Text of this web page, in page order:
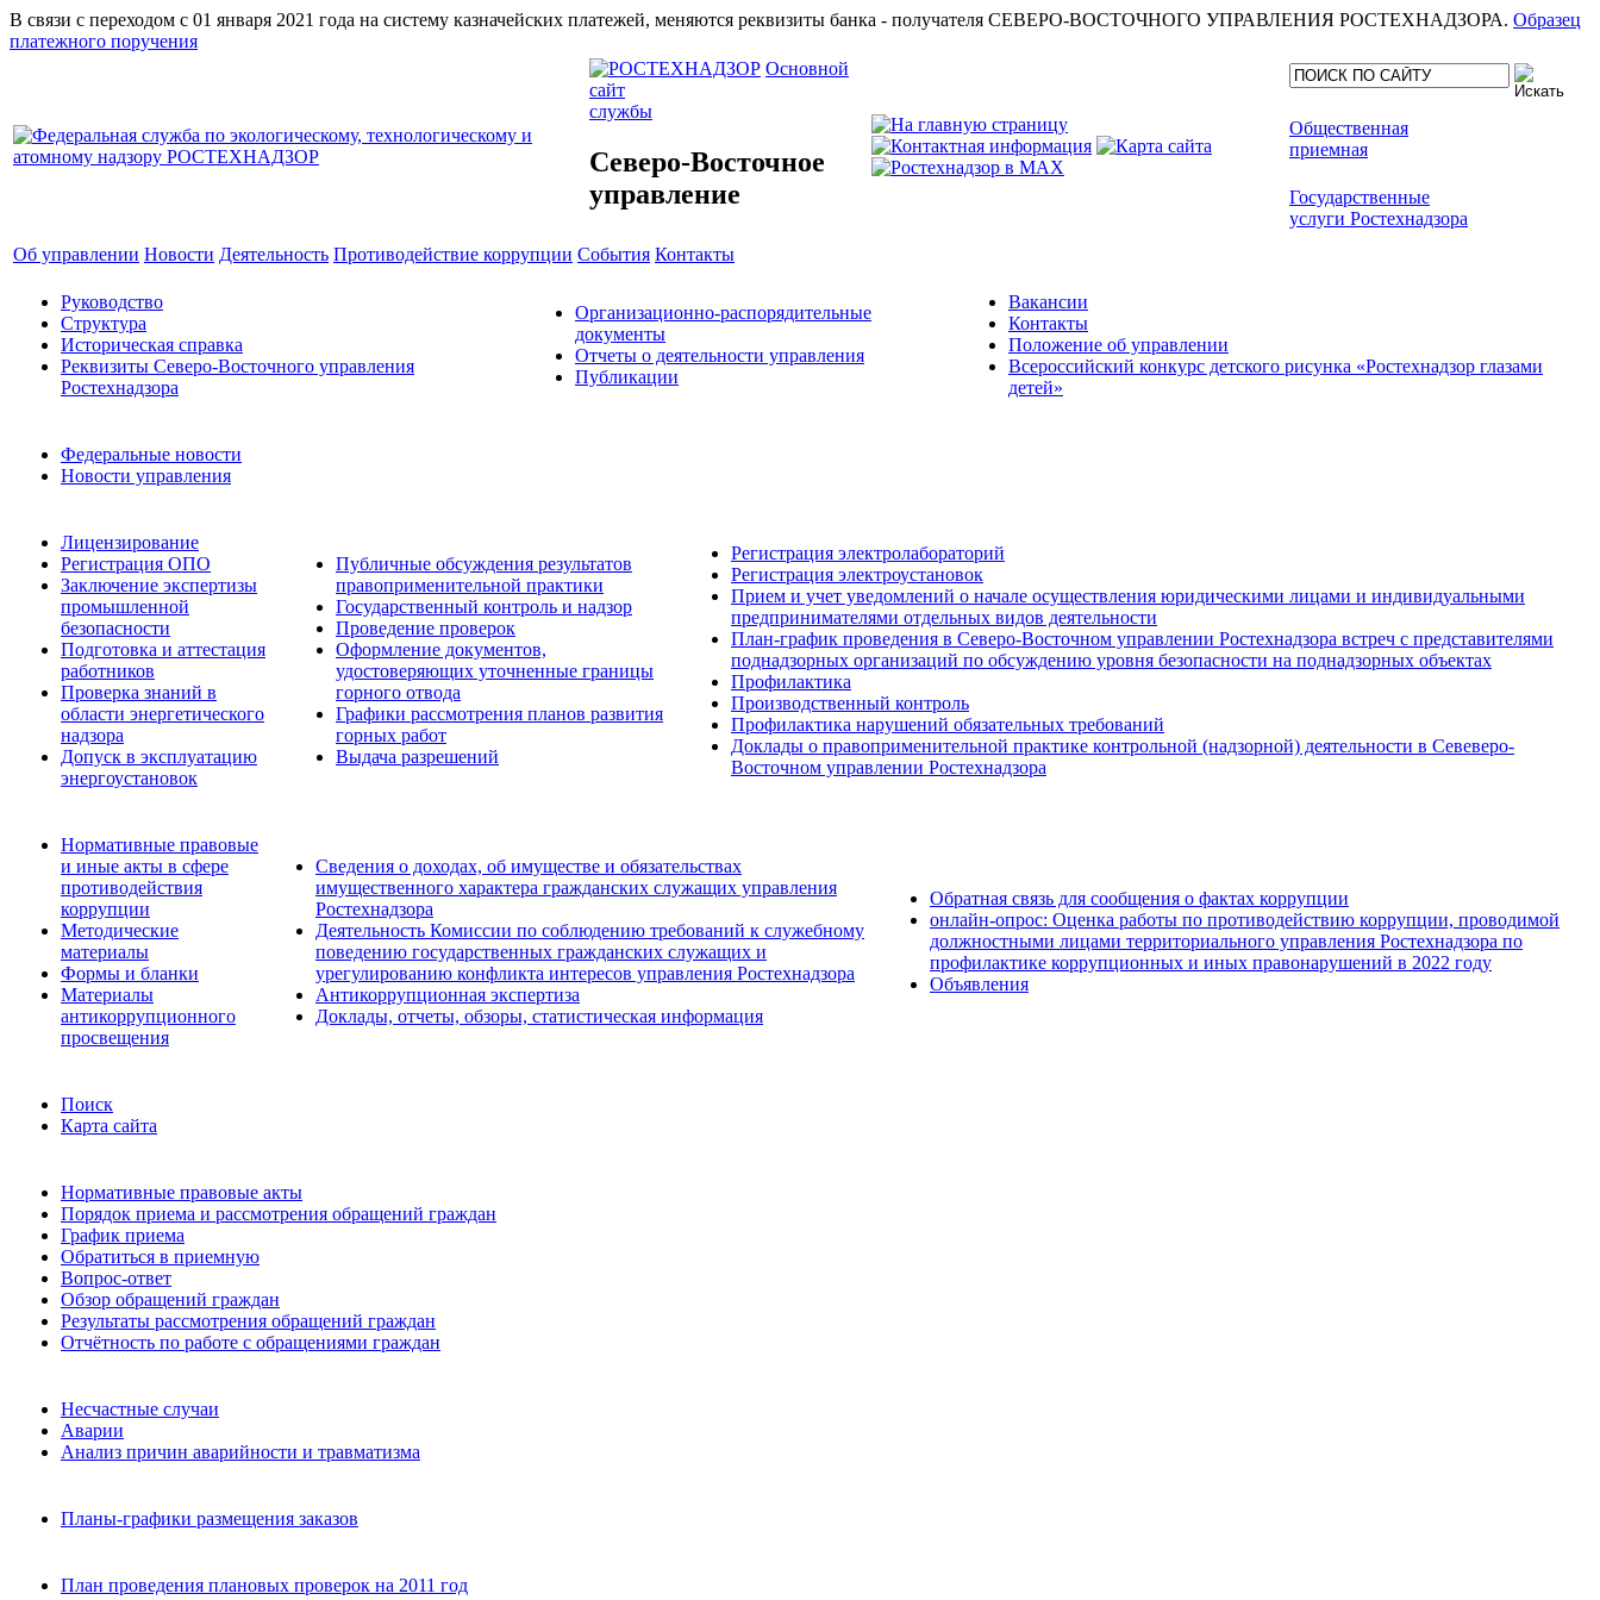
В связи с переходом с 01 января 2021 года на систему казначейских платежей, меняются реквизиты банка - получателя СЕВЕРО-ВОСТОЧНОГО УПРАВЛЕНИЯ РОСТЕХНАДЗОРА. Образец
платежного поручения
Основной
сайт
службы
Северо-Восточное
управление
Общественная
приемная
Государственные
услуги Ростехнадзора
Об управлении Новости Деятельность Противодействие коррупции События Контакты
Руководство
Структура
Историческая справка
Реквизиты Северо-Восточного управления
Ростехнадзора
Организационно-распорядительные
документы
Отчеты о деятельности управления
Публикации
Вакансии
Контакты
Положение об управлении
Всероссийский конкурс детского рисунка «Ростехнадзор глазами
детей»
Федеральные новости
Новости управления
Лицензирование
Регистрация ОПО
Заключение экспертизы
промышленной
безопасности
Подготовка и аттестация
работников
Проверка знаний в
области энергетического
надзора
Допуск в эксплуатацию
энергоустановок
Публичные обсуждения результатов
правоприменительной практики
Государственный контроль и надзор
Проведение проверок
Оформление документов,
удостоверяющих уточненные границы
горного отвода
Графики рассмотрения планов развития
горных работ
Выдача разрешений
Регистрация электролабораторий
Регистрация электроустановок
Прием и учет уведомлений о начале осуществления юридическими лицами и индивидуальными
предпринимателями отдельных видов деятельности
План-график проведения в Северо-Восточном управлении Ростехнадзора встреч с представителями
поднадзорных организаций по обсуждению уровня безопасности на поднадзорных объектах
Профилактика
Производственный контроль
Профилактика нарушений обязательных требований
Доклады о правоприменительной практике контрольной (надзорной) деятельности в Севеверо-
Восточном управлении Ростехнадзора
Нормативные правовые
и иные акты в сфере
противодействия
коррупции
Методические
материалы
Формы и бланки
Материалы
антикоррупционного
просвещения
Сведения о доходах, об имуществе и обязательствах
имущественного характера гражданских служащих управления
Ростехнадзора
Деятельность Комиссии по соблюдению требований к служебному
поведению государственных гражданских служащих и
урегулированию конфликта интересов управления Ростехнадзора
Антикоррупционная экспертиза
Доклады, отчеты, обзоры, статистическая информация
Обратная связь для сообщения о фактах коррупции
онлайн-опрос: Оценка работы по противодействию коррупции, проводимой
должностными лицами территориального управления Ростехнадзора по
профилактике коррупционных и иных правонарушений в 2022 году
Объявления
Поиск
Карта сайта
Нормативные правовые акты
Порядок приема и рассмотрения обращений граждан
График приема
Обратиться в приемную
Вопрос-ответ
Обзор обращений граждан
Результаты рассмотрения обращений граждан
Отчётность по работе с обращениями граждан
Несчастные случаи
Аварии
Анализ причин аварийности и травматизма
Планы-графики размещения заказов
План проведения плановых проверок на 2011 год